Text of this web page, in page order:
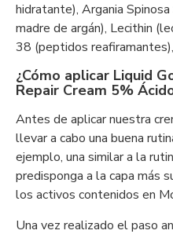
hidratante), Argania
madre de argán), Lecithin
38 (peptidos
¿Cómo aplicar Liquid
Repair Cream 5%
Antes de aplicar nuestra
llevar a cabo una buena
ejemplo, una similar a la
predisponga a la capa más
los activos contenidos en
Una vez realizado el paso